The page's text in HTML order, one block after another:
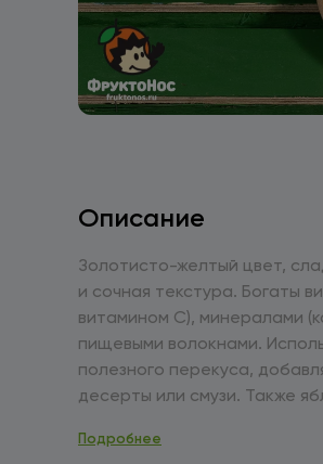
Описание
Золотисто-желтый цвет,
и сочная текстура. Богаты
витамином С), минералами
пищевыми волокнами. Используйте яблоки в качестве
полезного перекуса,
десерты или смузи. Также
прохладном месте, в
Подробнее